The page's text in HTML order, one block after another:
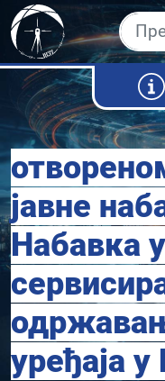
јавне
Набавка
уређаја